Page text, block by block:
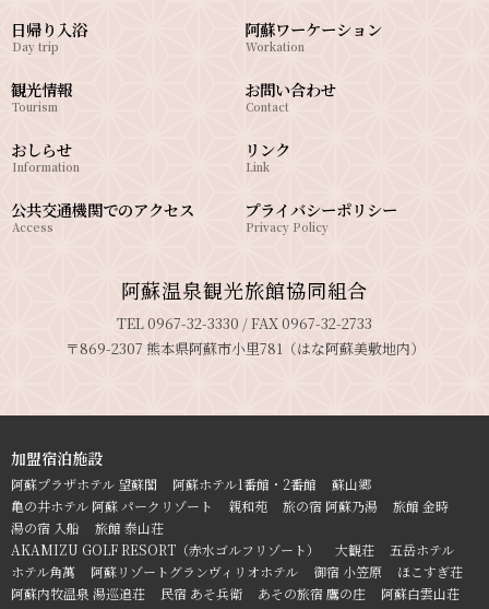
日帰り入浴
Day trip
阿蘇ワーケーション
Workation
観光情報
Tourism
おしらせ
Information
公共交通機関でのアクセス
Access
お問い合わせ
Contact
リンク
Link
プライバシーポリシー
Privacy Policy
阿蘇温泉観光旅館協同組合
TEL 0967-32-3330 / FAX 0967-32-2733
〒869-2307 熊本県阿蘇市小里781（はな阿蘇美敷地内）
加盟宿泊施設
阿蘇プラザホテル 望蘇閣 阿蘇ホテル1番館・2番館
蘇山郷
亀の井ホテル 阿蘇 パークリゾート
親和苑 旅の宿 阿蘇乃湯
旅館 金時
湯の宿 入船
旅館 泰山荘
AKAMIZU GOLF RESORT（赤水ゴルフリゾート）
大観荘
五岳ホテル
ホテル角萬
阿蘇リゾートグランヴィリオホテル 御宿 小笠原
ほこすぎ荘
阿蘇内牧温泉 湯巡追荘
民宿 あそ兵衛 あその旅宿 鷹の庄
阿蘇白雲山荘